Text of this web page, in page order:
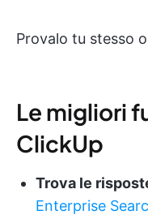
Provalo tu stesso
Le migliori
ClickUp
Trova le
Enterprise